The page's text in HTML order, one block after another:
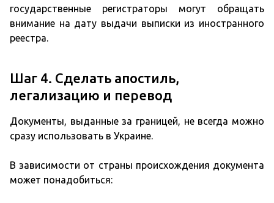
государственные регистраторы могут обращать
внимание на дату выдачи выписки из иностранного
реестра.
Шаг 4. Сделать апостиль,
легализацию и перевод
Документы, выданные за границей, не всегда можно
сразу использовать в Украине.
В зависимости от страны происхождения документа
может понадобиться: